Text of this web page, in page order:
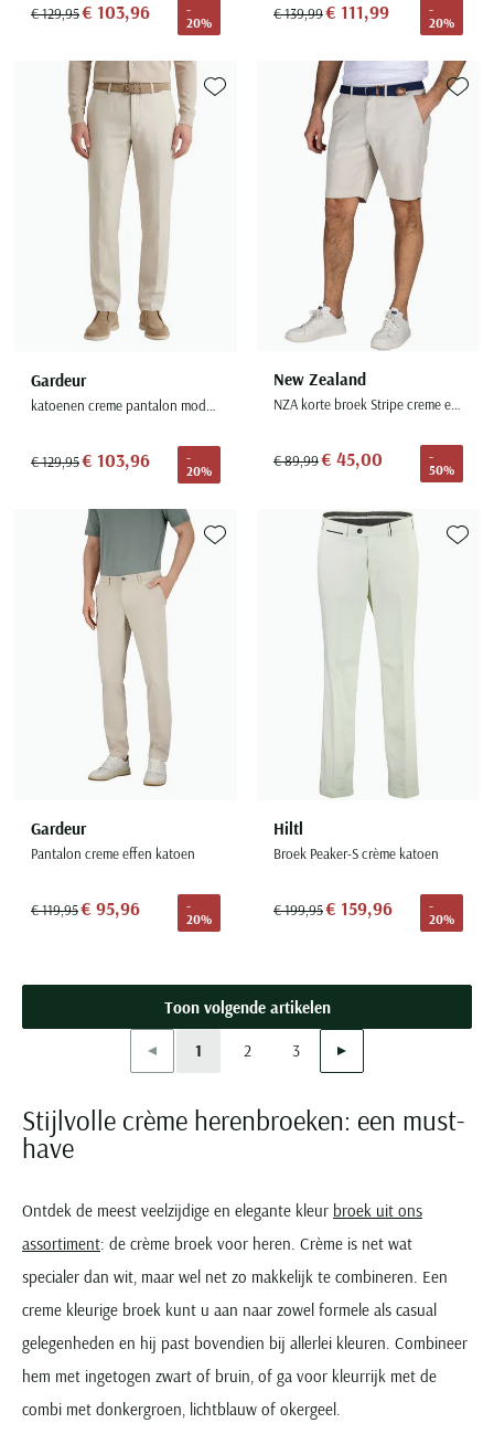
€ 129,95€ 103,96
-
20%
€ 139,99€ 111,99
-
20%
Gardeur
katoenen creme pantalon modern fit
€ 129,95€ 103,96
-
20%
Toevoegen aan favorieten
New Zealand
NZA korte broek Stripe creme elastische band normale fit
€ 89,99€ 45,00
-
50%
Gardeur
Pantalon creme effen katoen
€ 119,95€ 95,96
-
20%
Toevoegen aan favorieten
Hiltl
Broek Peaker-S crème katoen
€ 199,95€ 159,96
-
20%
Toon volgende artikelen
Vorige
1 2
Page
3 Volgende
Stijlvolle crème herenbroeken: een must-
have
Ontdek de meest veelzijdige en elegante kleur broek uit ons
assortiment: de crème broek voor heren. Crème is net wat
specialer dan wit, maar wel net zo makkelijk te combineren. Een
creme kleurige broek kunt u aan naar zowel formele als casual
gelegenheden en hij past bovendien bij allerlei kleuren. Combineer
hem met ingetogen zwart of bruin, of ga voor kleurrijk met de
combi met donkergroen, lichtblauw of okergeel.